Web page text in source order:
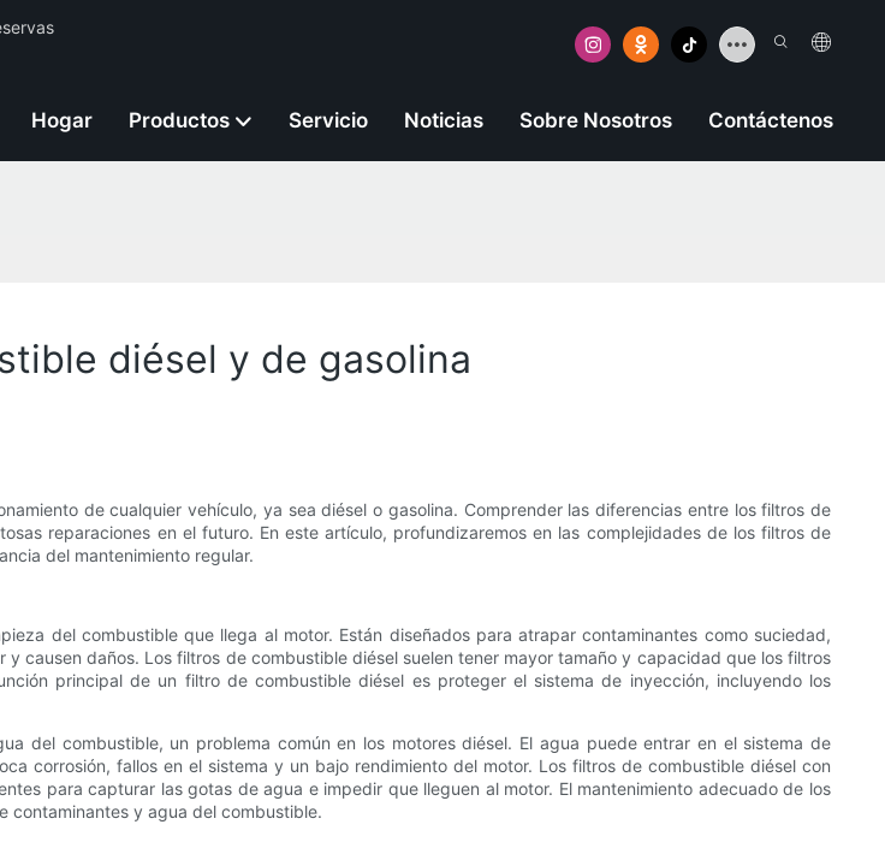
Hogar Productos Servicio Noticias Sobre Nosotros Contáctenos
diésel y de gasolina
de cualquier vehículo, ya sea diésel o gasolina. Comprender las diferencias entre los filtros de
reparaciones en el futuro. En este artículo, profundizaremos en las complejidades de los filtros de
del mantenimiento regular.
del combustible que llega al motor. Están diseñados para atrapar contaminantes como suciedad,
causen daños. Los filtros de combustible diésel suelen tener mayor tamaño y capacidad que los filtros
principal de un filtro de combustible diésel es proteger el sistema de inyección, incluyendo los
del combustible, un problema común en los motores diésel. El agua puede entrar en el sistema de
corrosión, fallos en el sistema y un bajo rendimiento del motor. Los filtros de combustible diésel con
para capturar las gotas de agua e impedir que lleguen al motor. El mantenimiento adecuado de los
contaminantes y agua del combustible.